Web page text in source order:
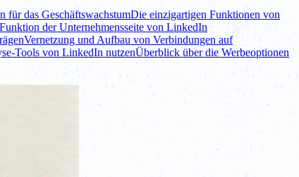
für das GeschäftswachstumDie einzigartigen Funktionen von
der Unternehmensseite von LinkedIn
Vernetzung und Aufbau von Verbindungen auf
Tools von LinkedIn nutzenÜberblick über die Werbeoptionen